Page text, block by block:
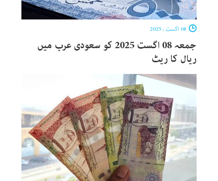
جمعہ 08 اگست 2025 کو سعودی عرب میں
ریال کا ریٹ